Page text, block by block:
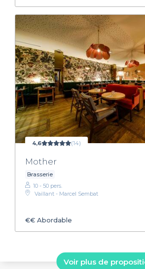
4,6 (14)
Mother
Brasserie
10 - 50 pers.
Vaillant - Marcel Sembat
€€ Abordable
Voir plus de